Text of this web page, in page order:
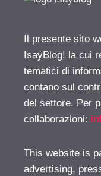
Il presente sito
IsayBlog! la cui
tematici di
contano sul
del settore. Per
collaborazioni:
This website is
advertising,